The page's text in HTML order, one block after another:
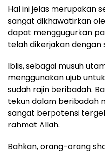
Hal ini jelas merupakan
sangat dikhawatirkan
dapat menggugurkan
telah dikerjakan dengan
Iblis, sebagai musuh
menggunakan ujub
sudah rajin beribadah.
tekun dalam beribadah
sangat berpotensi
rahmat Allah.
Bahkan, orang-orang